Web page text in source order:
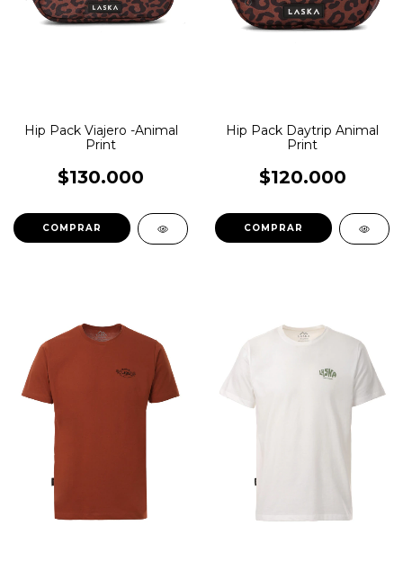
Hip Pack Viajero -Animal
Print
$130.000
Hip Pack Daytrip Animal
Print
$120.000